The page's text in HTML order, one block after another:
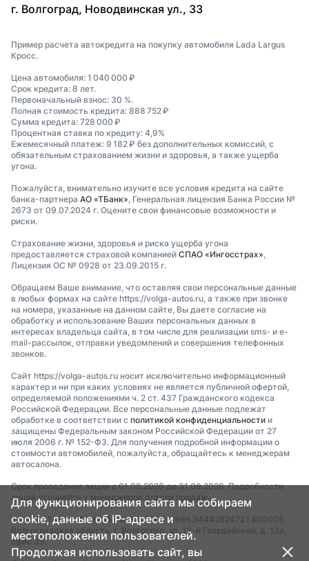
г. Волгоград, Новодвинская ул., 33
Пример расчета автокредита на покупку автомобиля Lada Largus
Кросс.
Цена автомобиля: 1 040 000 ₽
Срок кредита: 8 лет.
Первоначальный взнос: 30 %.
Полная стоимость кредита: 888 752 ₽
Сумма кредита: 728 000 ₽
Процентная ставка по кредиту: 4,9%
Ежемесячный платеж: 9 182 ₽ без дополнительных комиссий, с
обязательным страхованием жизни и здоровья, а также ущерба
угона.
Пожалуйста, внимательно изучите все условия кредита на сайте
банка-партнера АО «ТБанк» , Генеральная лицензия Банка России №
2673 от 09.07.2024 г. Оцените свои финансовые возможности и
риски.
Страхование жизни, здоровья и риска ущерба угона
предоставляется страховой компанией СПАО «Ингосстрах»
Лицензия ОС № 0928 от 23.09.2015 г.
Обращаем Ваше внимание, что оставляя свои персональные данные
в любых формах на сайте https://volga-autos.ru, а также при звонке
на номера, указанные на данном сайте, Вы даете согласие на
обработку и использование Ваших персональных данных в
интересах владельца сайта, в том числе для реализации sms- и e-
mail-рассылок, отправки уведомлений и совершения телефонных
звонков.
Сайт https://volga-autos.ru носит исключительно информационный
характер и ни при каких условиях не является публичной офертой,
определяемой положениями ч. 2 ст. 437 Гражданского кодекса
Российской Федерации. Все персональные данные подлежат
обработке в соответствии с политикой конфиденциальности и
защищены Федеральным законом Российской Федерации от 27
июля 2006 г. № 152-ФЗ. Для получения подробной информации о
стоимости автомобилей, пожалуйста, обращайтесь к менеджерам
автосалона.
Срок проведения акции с 01.08.2026 до 31.08.2026. Подробности
акций уточняйте у менеджеров отдела продаж.
ООО "ТИТАН" I ОГРН 1253400007783 I ИНН 3444282472 I 400005,
Волгоградская область, г. Волгоград, ул. 13-й Гвардейской, д. 13а,
офис 35.
Для функционирования сайта мы собираем
cookie, данные об IP-адресе и
местоположении пользователей.
Продолжая использовать сайт, вы